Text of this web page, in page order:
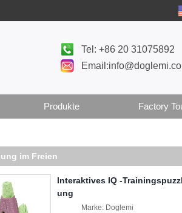
Tel: +86 20 31075892
Produkte Factory
im Freien
Interaktives IQ -
ung
Marke: Doglemi